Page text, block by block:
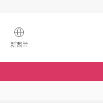
新西兰